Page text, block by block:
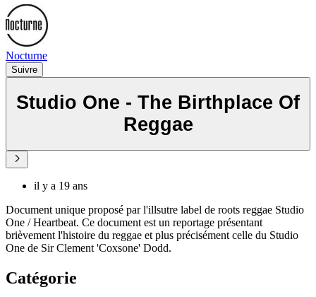
Nocturne
Suivre
Studio One - The Birthplace Of
Reggae
il y a 19 ans
Document unique proposé par l'illsutre label de roots reggae Studio
One / Heartbeat. Ce document est un reportage présentant
brièvement l'histoire du reggae et plus précisément celle du Studio
One de Sir Clement 'Coxsone' Dodd.
Catégorie